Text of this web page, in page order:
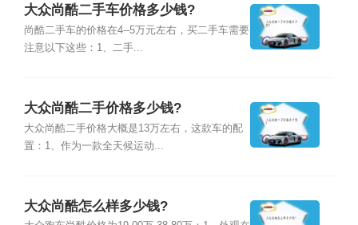
大众尚酷二手车价格多少钱?
尚酷二手车的价格在4--5万元左右，买二手车需要
注意以下这些：1、二手...
大众尚酷二手价格多少钱?
大众尚酷二手价格大概是13万左右，这款车的配
置：1、作为一款全天候运动...
大众尚酷怎么样多少钱?